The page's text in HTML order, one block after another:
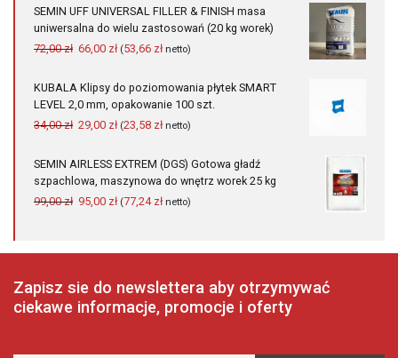
41,00 zł.38,00 zł.
SEMIN UFF UNIVERSAL FILLER & FINISH masa
uniwersalna do wielu zastosowań (20 kg worek)
72,00zł Pierwotna
wynosiła:
72,00 zł.
66,00 złAktualna
wynosi:
66,00 zł.
(53,66 złnetto)
KUBALA Klipsy do poziomowania płytek SMART
LEVEL 2,0 mm, opakowanie 100 szt.
34,00zł Pierwotna
wynosiła:
29,00 złAktualna
wynosi:
29,00 zł.
(23,58 złnetto)
SEMIN AIRLESS EXTREM (DGS) Gotowa gładź
szpachlowa, maszynowa do wnętrz worek 25 kg
99,00zł Pierwotna
99,00 zł.
95,00 złAktualna
95,00 zł.
(77,24 złnetto)
Zapisz sie do newslettera aby otrzymywać
ciekawe informacje, promocje i oferty